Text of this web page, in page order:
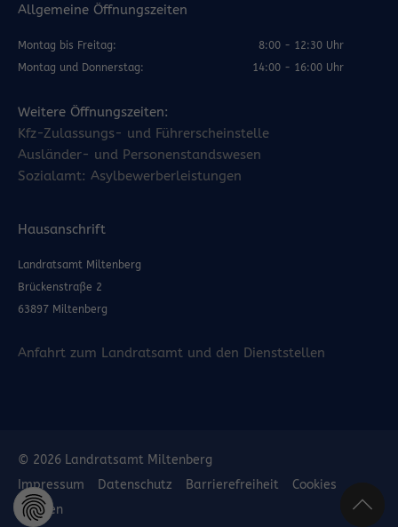
Allgemeine Öffnungszeiten
Montag bis Freitag:
8:00 - 12:30 Uhr
Montag und Donnerstag:
14:00 - 16:00 Uhr
Weitere Öffnungszeiten:
Kfz-Zulassungs- und Führerscheinstelle
Ausländer- und Personenstandswesen
Sozialamt: Asylbewerberleistungen
Hausanschrift
Landratsamt Miltenberg
Brückenstraße 2
63897 Miltenberg
Anfahrt zum Landratsamt und den Dienststellen
© 2026 Landratsamt Miltenberg
Impressum
Datenschutz Barrierefreiheit
Cookies
löschen